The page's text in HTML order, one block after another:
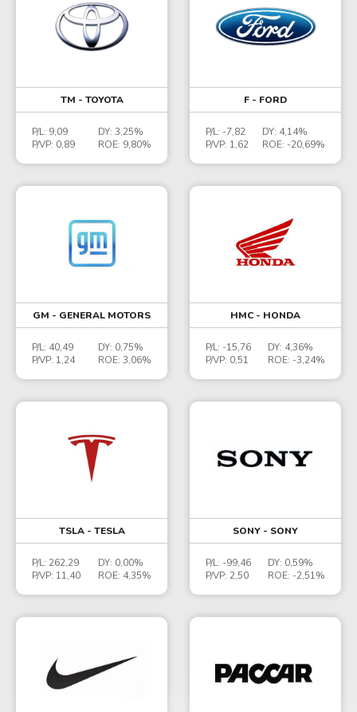
TM - TOYOTA
P/L: 9,09
P/VP: 0,89
DY: 3,25%
ROE: 9,80%
F - FORD
P/L: -7,82
P/VP: 1,62
DY: 4,14%
ROE: -20,69%
GM - GENERAL MOTORS
P/L: 40,49
P/VP: 1,24
DY: 0,75%
ROE: 3,06%
HMC - HONDA
P/L: -15,76
P/VP: 0,51
DY: 4,36%
ROE: -3,24%
TSLA - TESLA
P/L: 262,29
P/VP: 11,40
DY: 0,00%
ROE: 4,35%
SONY - SONY
P/L: -99,46
P/VP: 2,50
DY: 0,59%
ROE: -2,51%